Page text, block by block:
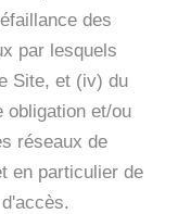
des
par lesquels
Site, et (iv) du
obligation et/ou
réseaux de
en particulier de